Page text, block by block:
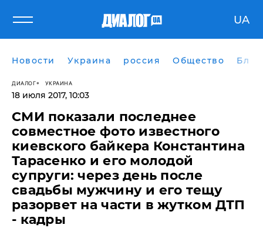
UA
Новости Украина россия Общество
ДИАЛОГ УКРАИНА
18 июля 2017, 10:03
СМИ показали последнее
совместное фото известного
киевского байкера Константина
Тарасенко и его молодой
супруги: через день после
свадьбы мужчину и его тещу
разорвет на части в жутком ДТП
- кадры